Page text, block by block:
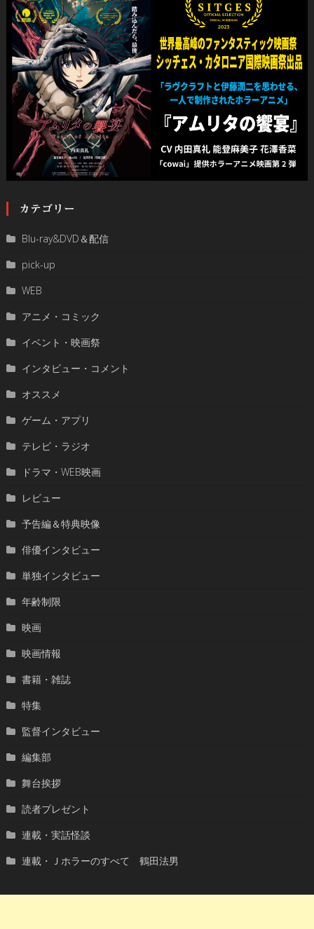
カテゴリー
Blu-ray&DVD＆配信
pick-up
WEB
アニメ・コミック
イベント・映画祭
インタビュー・コメント
オススメ
ゲーム・アプリ
テレビ・ラジオ
ドラマ・WEB映画
レビュー
予告編＆特典映像
俳優インタビュー
単独インタビュー
年齢制限
映画
映画情報
書籍・雑誌
特集
監督インタビュー
編集部
舞台挨拶
読者プレゼント
連載・実話怪談
連載・Ｊホラーのすべて 鶴田法男